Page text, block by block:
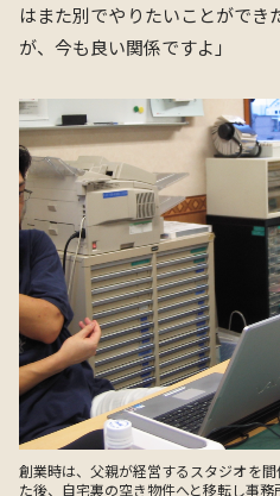
はまた別でやりたいことがで
が、今も良い関係ですよ」
創業時は、父親が経営するスタジオを
た後、自宅裏の空き物件へと移転し事務